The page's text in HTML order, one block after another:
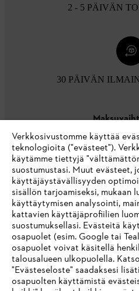
2 - 5 PÄIVÄN
30 PÄIVÄN
Yritys
STIHL FAQ
Verkkosivustomme käyttää
teknologioita ("evästeet").
käytämme tiettyjä
suostumustasi. Muut evästeet,
käyttäjäystävällisyyden
sisällön tarjoamiseksi, mukaan
käyttäytymisen analysointi,
kattavien käyttäjäprofiilien
suostumuksellasi. Evästeitä
osapuolet (esim. Google tai
osapuolet voivat käsitellä
talousalueen ulkopuolella.
"Evästeseloste" saadaksesi
osapuolten käyttämistä